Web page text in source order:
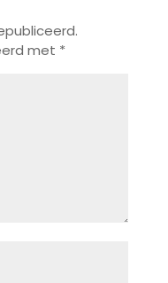
met *